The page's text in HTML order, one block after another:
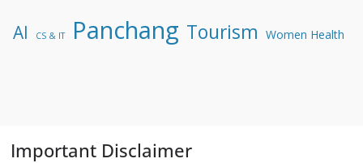
AI CS & IT Panchang Tourism Women Health
Important Disclaimer